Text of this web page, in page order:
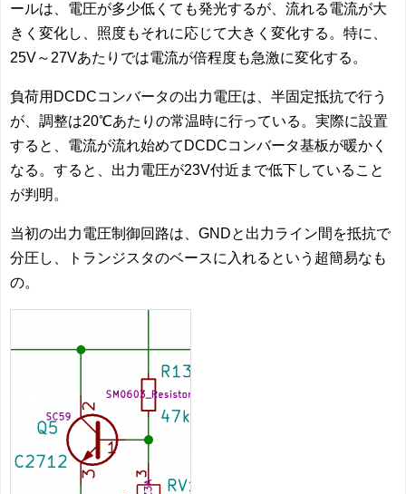
ールは、電圧が多少低くても発光するが、流れる電流が大
きく変化し、照度もそれに応じて大きく変化する。特に、
25V～27Vあたりでは電流が倍程度も急激に変化する。
負荷用DCDCコンバータの出力電圧は、半固定抵抗で行う
が、調整は20℃あたりの常温時に行っている。実際に設置
すると、電流が流れ始めてDCDCコンバータ基板が暖かく
なる。すると、出力電圧が23V付近まで低下していること
が判明。
当初の出力電圧制御回路は、GNDと出力ライン間を抵抗で
分圧し、トランジスタのベースに入れるという超簡易なも
の。